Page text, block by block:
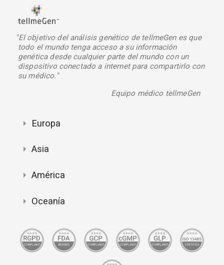
"El objetivo del análisis genético de tellmeGen es que
todo el mundo tenga acceso a su información
genética desde cualquier parte del mundo con un
dispositivo conectado a internet para compartirlo con
su médico."
Equipo médico tellmeGen
Europa
Asia
América
Oceanía